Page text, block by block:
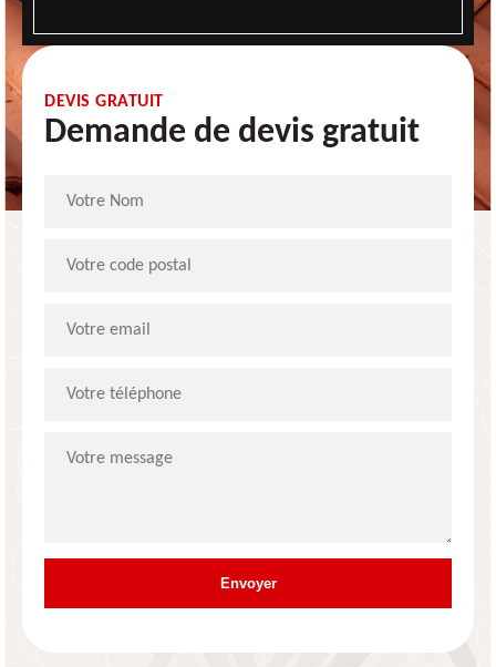
DEVIS GRATUIT
Demande de devis gratuit